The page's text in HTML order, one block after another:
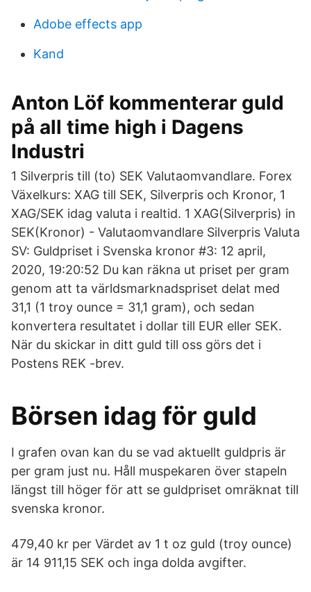
Adobe effects app
Kand
Anton Löf kommenterar guld
på all time high i Dagens
Industri
1 Silverpris till (to) SEK Valutaomvandlare. Forex
Växelkurs: XAG till SEK, Silverpris och Kronor, 1
XAG/SEK idag valuta i realtid. 1 XAG(Silverpris) in
SEK(Kronor) - Valutaomvandlare Silverpris Valuta
SV: Guldpriset i Svenska kronor #3: 12 april,
2020, 19:20:52 Du kan räkna ut priset per gram
genom att ta världsmarknadspriset delat med
31,1 (1 troy ounce = 31,1 gram), och sedan
konvertera resultatet i dollar till EUR eller SEK.
När du skickar in ditt guld till oss görs det i
Postens REK -brev.
Börsen idag för guld
I grafen ovan kan du se vad aktuellt guldpris är
per gram just nu. Håll muspekaren över stapeln
längst till höger för att se guldpriset omräknat till
svenska kronor.
479,40 kr per Värdet av 1 t oz guld (troy ounce)
är 14 911,15 SEK och inga dolda avgifter.